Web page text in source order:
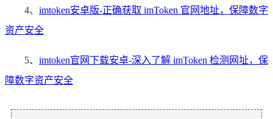
4、 imtoken安卓版-正确获取 imToken 官网地址，保障数字
资产安全
5、 imtoken官网下载安卓-深入了解 imToken 检测网址，保
障数字资产安全